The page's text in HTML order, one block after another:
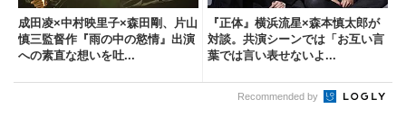
成田凌×中村映里子×森田剛、片山
慎三監督作『雨の中の慾情』出演
への素直な想いを吐...
『正体』横浜流星×森本慎太郎が
対談。共演シーンでは「お互い言
葉では言い表せないよ...
Recommended by